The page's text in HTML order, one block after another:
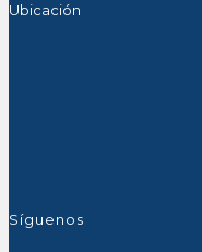
Ubicación
Síguenos